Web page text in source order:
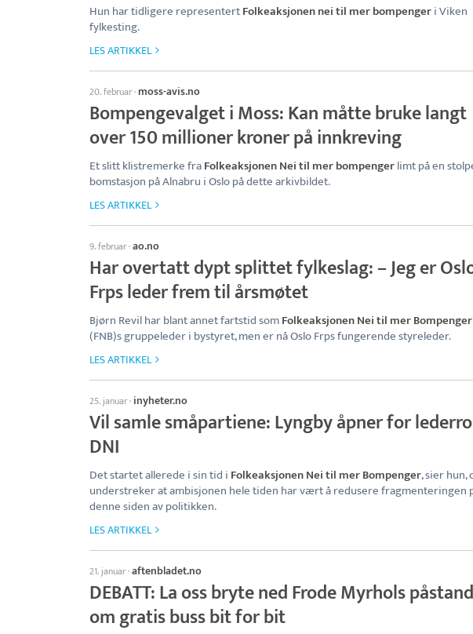
Hun har tidligere representertFolkeaksjonen nei til mer bompengeri Viken
fylkesting.
LES ARTIKKEL
20. februar· moss-avis.no
Bompengevalget i Moss: Kan måtte bruke langt
over 150 millioner kroner på innkreving
Et slitt klistremerke fraFolkeaksjonen Nei til mer bompengerlimt på en
bomstasjon på Alnabru i Oslo på dette arkivbildet.
LES ARTIKKEL
9. februar·ao.no
Har overtatt dypt splittet fylkeslag: – Jeg er
Frps leder frem til årsmøtet
Bjørn Revil har blant annet fartstid somFolkeaksjonen Nei til mer Bompenger
(FNB)s gruppeleder i bystyret, men er nå Oslo Frps fungerende styreleder.
LES ARTIKKEL
25. januar· inyheter.no
Vil samle småpartiene: Lyngby åpner for
DNI
Det startet allerede i sin tid i Folkeaksjonen Nei til mer Bompenger, sier hun,
understreker at ambisjonen hele tiden har vært å redusere fragmenteringen
denne siden av politikken.
LES ARTIKKEL
21. januar·aftenbladet.no
DEBATT: La oss bryte ned Frode Myrhols
om gratis buss bit for bit